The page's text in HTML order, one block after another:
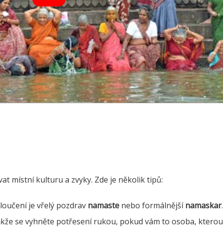
místní kulturu a zvyky. Zde je několik tipů:
je vřelý pozdrav namaste nebo formálnějšínamaskar.
se vyhněte potřesení rukou, pokud vám to osoba, kterou